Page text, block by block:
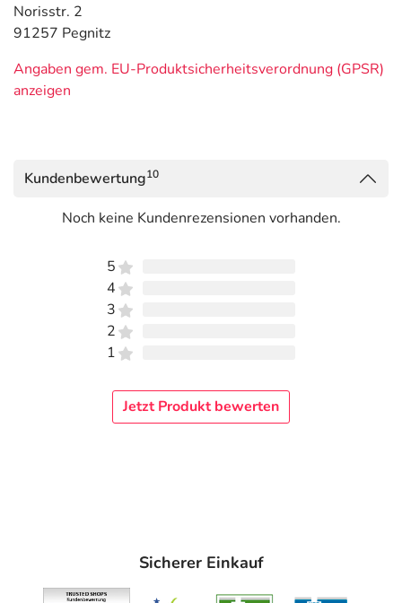
Norisstr. 2
91257 Pegnitz
Angaben gem. EU-Produktsicherheitsverordnung (GPSR)
anzeigen
Kundenbewertung10
Noch keine Kundenrezensionen vorhanden.
5
4
3
2
1
Jetzt Produkt bewerten
Sicherer Einkauf